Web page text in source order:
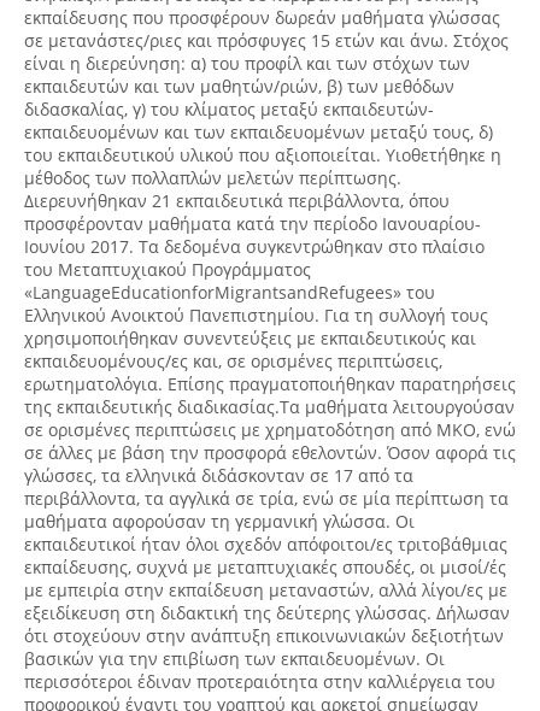
εκπαίδευσης που προσφέρουν δωρεάν μαθήματα γλώσσας
σε μετανάστες/ριες και πρόσφυγες 15 ετών και άνω. Στόχος
είναι η διερεύνηση: α) του προφίλ και των στόχων των
εκπαιδευτών και των μαθητών/ριών, β) των μεθόδων
διδασκαλίας, γ) του κλίματος μεταξύ εκπαιδευτών-
εκπαιδευομένων και των εκπαιδευομένων μεταξύ τους, δ)
του εκπαιδευτικού υλικού που αξιοποιείται. Υιοθετήθηκε η
μέθοδος των πολλαπλών μελετών περίπτωσης.
Διερευνήθηκαν 21 εκπαιδευτικά περιβάλλοντα, όπου
προσφέρονταν μαθήματα κατά την περίοδο Ιανουαρίου-
Ιουνίου 2017. Τα δεδομένα συγκεντρώθηκαν στο πλαίσιο
του Μεταπτυχιακού Προγράμματος
«LanguageEducationforMigrantsandRefugees» του
Ελληνικού Ανοικτού Πανεπιστημίου. Για τη συλλογή τους
χρησιμοποιήθηκαν συνεντεύξεις με εκπαιδευτικούς και
εκπαιδευομένους/ες και, σε ορισμένες περιπτώσεις,
ερωτηματολόγια. Επίσης πραγματοποιήθηκαν παρατηρήσεις
της εκπαιδευτικής διαδικασίας.Τα μαθήματα λειτουργούσαν
σε ορισμένες περιπτώσεις με χρηματοδότηση από ΜΚΟ, ενώ
σε άλλες με βάση την προσφορά εθελοντών. Όσον αφορά τις
γλώσσες, τα ελληνικά διδάσκονταν σε 17 από τα
περιβάλλοντα, τα αγγλικά σε τρία, ενώ σε μία περίπτωση τα
μαθήματα αφορούσαν τη γερμανική γλώσσα. Οι
εκπαιδευτικοί ήταν όλοι σχεδόν απόφοιτοι/ες τριτοβάθμιας
εκπαίδευσης, συχνά με μεταπτυχιακές σπουδές, οι μισοί/ές
με εμπειρία στην εκπαίδευση μεταναστών, αλλά λίγοι/ες με
εξειδίκευση στη διδακτική της δεύτερης γλώσσας. Δήλωσαν
ότι στοχεύουν στην ανάπτυξη επικοινωνιακών δεξιοτήτων
βασικών για την επιβίωση των εκπαιδευομένων. Οι
περισσότεροι έδιναν προτεραιότητα στην καλλιέργεια του
προφορικού έναντι του γραπτού και αρκετοί σημείωσαν